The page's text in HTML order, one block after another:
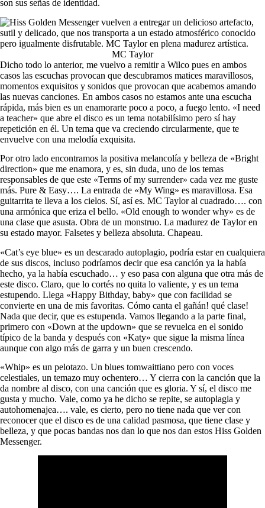
son sus señas de identidad.
MC Taylor
Dicho todo lo anterior, me vuelvo a remitir a Wilco pues en ambos
casos las escuchas provocan que descubramos matices maravillosos,
momentos exquisitos y sonidos que provocan que acabemos amando
las nuevas canciones. En ambos casos no estamos ante una escucha
rápida, más bien es un enamorarte poco a poco, a fuego lento. «I need
a teacher» que abre el disco es un tema notabilísimo pero sí hay
repetición en él. Un tema que va creciendo circularmente, que te
envuelve con una melodía exquisita.
Por otro lado encontramos la positiva melancolía y belleza de «Bright
direction» que me enamora, y es, sin duda, uno de los temas
responsables de que este «Terms of my surrender» cada vez me guste
más. Pure & Easy…. La entrada de «My Wing» es maravillosa. Esa
guitarrita te lleva a los cielos. Sí, así es. MC Taylor al cuadrado…. con
una armónica que eriza el bello. «Old enough to wonder why» es de
una clase que asusta. Obra de un monstruo. La madurez de Taylor en
su estado mayor. Falsetes y belleza absoluta. Chapeau.
«Cat’s eye blue» es un descarado autoplagio, podría estar en cualquiera
de sus discos, incluso podríamos decir que esa canción ya la había
hecho, ya la había escuchado… y eso pasa con alguna que otra más de
este disco. Claro, que lo cortés no quita lo valiente, y es un tema
estupendo. Llega «Happy Bithday, baby» que con facilidad se
convierte en una de mis favoritas. Cómo canta el gañán! qué clase!
Nada que decir, que es estupenda. Vamos llegando a la parte final,
primero con «Down at the updown» que se revuelca en el sonido
típico de la banda y después con «Katy» que sigue la misma línea
aunque con algo más de garra y un buen crescendo.
«Whip» es un pelotazo. Un blues tomwaittiano pero con voces
celestiales, un temazo muy ochentero… Y cierra con la canción que la
da nombre al disco, con una canción que es gloria. Y sí, el disco me
gusta y mucho. Vale, como ya he dicho se repite, se autoplagia y
autohomenajea…. vale, es cierto, pero no tiene nada que ver con
reconocer que el disco es de una calidad pasmosa, que tiene clase y
belleza, y que pocas bandas nos dan lo que nos dan estos Hiss Golden
Messenger.